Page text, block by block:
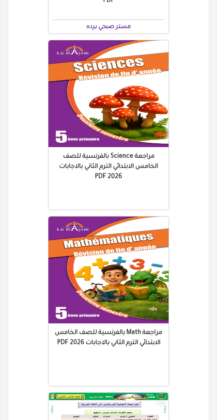
مستر صبحي برده
مراجعة Science بالفرنسية للصف
الخامس الابتدائي الترم الثاني بالاجابات
2026 PDF
مراجعة Math بالفرنسية للصف الخامس
الابتدائي الترم الثاني بالاجابات 2026 PDF